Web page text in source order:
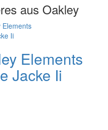
aus Oakley
Elements
Jacke Ii